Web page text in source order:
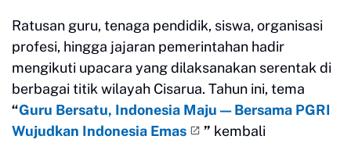
Ratusan guru, tenaga pendidik, siswa, organisasi
profesi, hingga jajaran pemerintahan hadir
mengikuti upacara yang dilaksanakan serentak di
berbagai titik wilayah Cisarua. Tahun ini, tema
“Guru Bersatu, Indonesia Maju — Bersama PGRI
Wujudkan Indonesia Emas
” kembali